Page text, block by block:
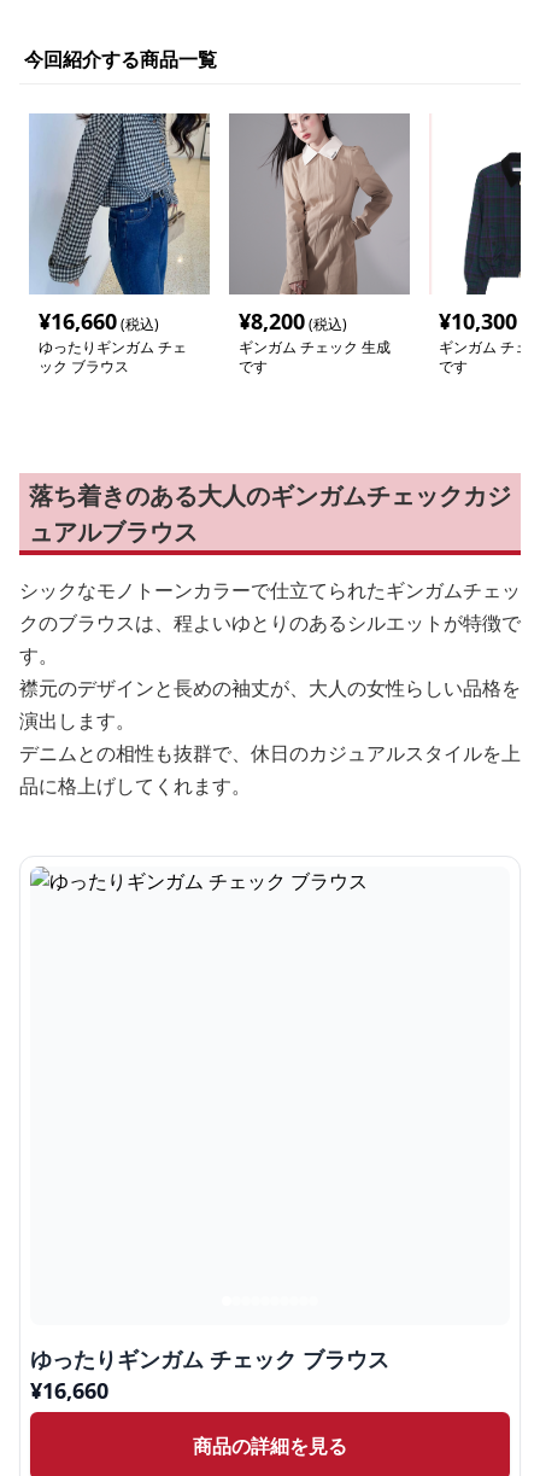
今回紹介する商品一覧
¥16,660(税込)
ゆったりギンガム チェ
ック ブラウス
¥8,200(税込)
ギンガム チェック 生成
です
¥10,300
ギンガム チェ
です
落ち着きのある大人のギンガムチェックカジ
ュアルブラウス
シックなモノトーンカラーで仕立てられたギンガムチェッ
クのブラウスは、程よいゆとりのあるシルエットが特徴で
す。
襟元のデザインと長めの袖丈が、大人の女性らしい品格を
演出します。
デニムとの相性も抜群で、休日のカジュアルスタイルを上
品に格上げしてくれます。
ゆったりギンガム チェック ブラウス
¥16,660
商品の詳細を見る